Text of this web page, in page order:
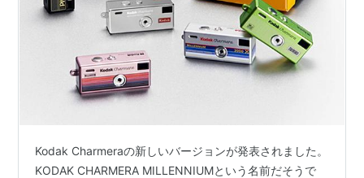
Kodak Charmeraの新しいバージョンが発表されました。
KODAK CHARMERA MILLENNIUMという名前だそうで